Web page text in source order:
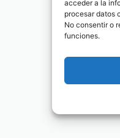
acceder a la
procesar datos
No consentir o
funciones.